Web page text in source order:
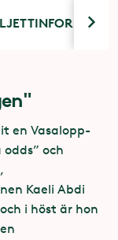
en Vasalopp-
och
Kaeli Abdi
i höst är hon
Pris
är utrustade
de fyra
hela rad 16.
bokas